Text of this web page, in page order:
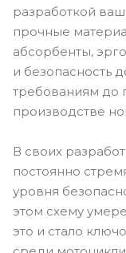
разработкой
прочные
абсорбенты,
и безопасность
требованиям до
производстве
В своих
постоянно
уровня
этом схему
это и стало